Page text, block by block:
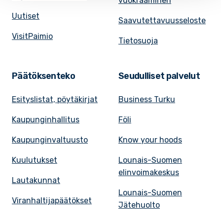
Uutiset
VisitPaimio
Saavutettavuusseloste
Tietosuoja
Päätöksenteko
Esityslistat, pöytäkirjat
Kaupunginhallitus
Kaupunginvaltuusto
Kuulutukset
Lautakunnat
Viranhaltijapäätökset
Seudulliset palvelut
Business Turku
Föli
Know your hoods
Lounais-Suomen
elinvoimakeskus
Lounais-Suomen
Jätehuolto